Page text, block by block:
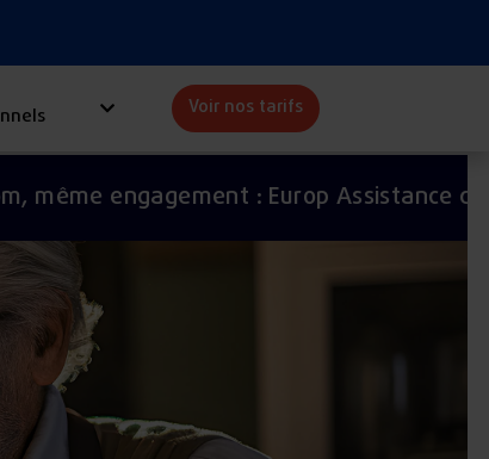
Voir nos tarifs
engagement : Europ Assistance devient